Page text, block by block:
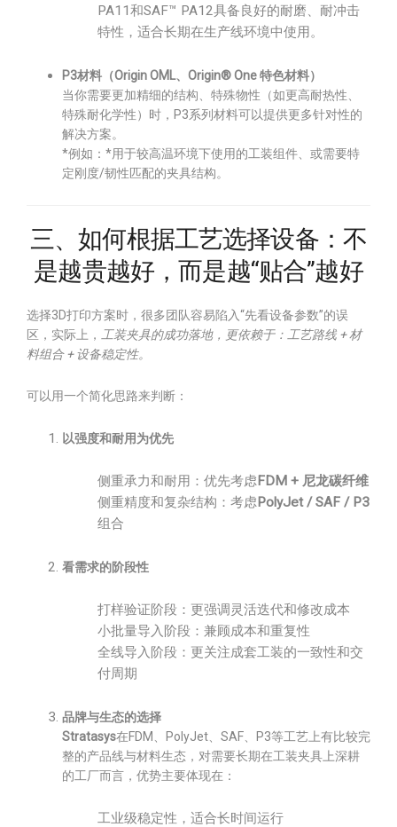
PA11和SAF™ PA12具备良好的耐磨、耐冲击
特性，适合长期在生产线环境中使用。
P3材料（Origin OML、Origin® One 特色材料）
当你需要更加精细的结构、特殊物性（如更高耐热性、
特殊耐化学性）时，P3系列材料可以提供更多针对性的
解决方案。
*例如：*用于较高温环境下使用的工装组件、或需要特
定刚度/韧性匹配的夹具结构。
三、如何根据工艺选择设备：不
是越贵越好，而是越“贴合”越好
选择3D打印方案时，很多团队容易陷入“先看设备参数”的误
区，实际上，
工装夹具的成功落地，更依赖于：工艺路线 + 材
料组合 + 设备稳定性。
可以用一个简化思路来判断：
以强度和耐用为优先
侧重承力和耐用：优先考虑FDM + 尼龙碳纤维
侧重精度和复杂结构：考虑PolyJet / SAF / P3
组合
看需求的阶段性
打样验证阶段：更强调灵活迭代和修改成本
小批量导入阶段：兼顾成本和重复性
全线导入阶段：更关注成套工装的一致性和交
付周期
品牌与生态的选择
Stratasys在FDM、PolyJet、SAF、P3等工艺上有比较完
整的产品线与材料生态，对需要长期在工装夹具上深耕
的工厂而言，优势主要体现在：
工业级稳定性，适合长时间运行